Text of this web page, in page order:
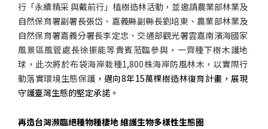
行「永續精采 與戴前行」植樹造林活動，並邀請農業部林業及
自然保育署副署長張岱、嘉義縣副縣長劉培東、農業部林業及
自然保育署嘉義分署長李定忠、交通部觀光署雲嘉南濱海國家
風景區風管處長徐振能等貴賓蒞臨參與，一齊種下樹木護地
球，此次將於布袋海岸栽種1,800株海岸防風林木，以實際行
動落實環境生態保護 ，邁向8年15萬棵樹造林復育計畫，展現
守護臺灣生態的堅定承諾。
再造台灣瀕臨絕種物種棲地維護生物多樣性生態圈